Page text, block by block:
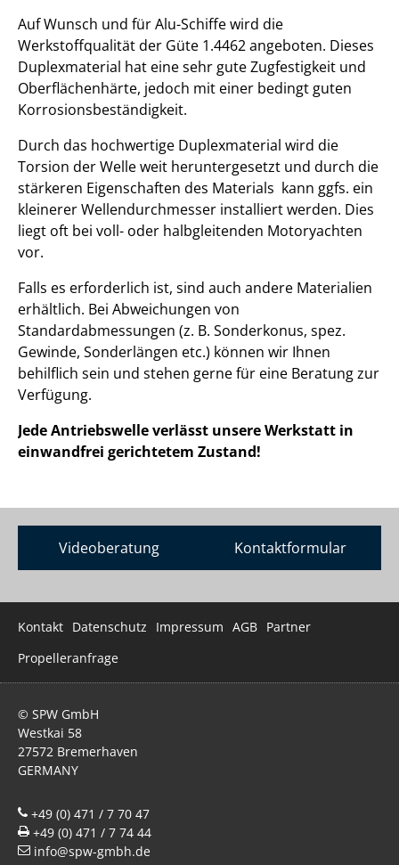
Auf Wunsch und für Alu-Schiffe wird die
Werkstoffqualität der Güte 1.4462 angeboten. Dieses
Duplexmaterial hat eine sehr gute Zugfestigkeit und
Oberflächenhärte, jedoch mit einer bedingt guten
Korrosionsbeständigkeit.
Durch das hochwertige Duplexmaterial wird die
Torsion der Welle weit heruntergesetzt und durch die
stärkeren Eigenschaften des Materials kann ggfs. ein
kleinerer Wellendurchmesser installiert werden. Dies
liegt oft bei voll- oder halbgleitenden Motoryachten
vor.
Falls es erforderlich ist, sind auch andere Materialien
erhältlich. Bei Abweichungen von
Standardabmessungen (z. B. Sonderkonus, spez.
Gewinde, Sonderlängen etc.) können wir Ihnen
behilflich sein und stehen gerne für eine Beratung zur
Verfügung.
Jede Antriebswelle verlässt unsere Werkstatt in
einwandfrei gerichtetem Zustand!
Videoberatung Kontaktformular
Navigation
überspringen
Kontakt Datenschutz Impressum AGB Partner
Propelleranfrage
© SPW GmbH
Westkai 58
27572 Bremerhaven
GERMANY
+49 (0) 471 / 7 70 47
+49 (0) 471 / 7 74 44
info@spw-gmbh.de